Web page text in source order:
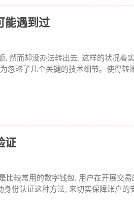
能遇到过
, 然而却没办法转出去, 这样的状况着
忽略了几个关键的技术细节。使得转
证
比较常用的数字钱包, 用户在开展交
身份认证这种方法, 来切实保障账户的